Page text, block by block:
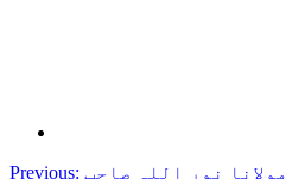
Previous: مولانا نور اللہ صاحب